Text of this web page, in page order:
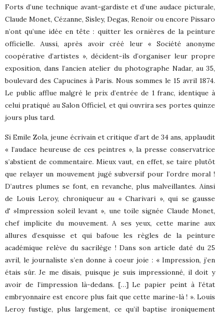
Forts d’une technique avant-gardiste et d’une audace picturale,
Claude Monet, Cézanne, Sisley, Degas, Renoir ou encore Pissaro
n’ont qu’une idée en tête : quitter les ornières de la peinture
officielle. Aussi, après avoir créé leur « Société anonyme
coopérative d’artistes », décident-ils d’organiser leur propre
exposition, dans l’ancien atelier du photographe Nadar, au 35,
boulevard des Capucines à Paris. Nous sommes le 15 avril 1874.
Le public afflue malgré le prix d’entrée de 1 franc, identique à
celui pratiqué au Salon Officiel, et qui ouvrira ses portes quinze
jours plus tard.
Si Emile Zola, jeune écrivain et critique d’art de 34 ans, applaudit
« l’audace heureuse de ces peintres », la presse conservatrice
s’abstient de commentaire. Mieux vaut, en effet, se taire plutôt
que relayer un mouvement jugé subversif pour l’ordre moral !
D’autres plumes se font, en revanche, plus malveillantes. Ainsi
de Louis Leroy, chroniqueur au « Charivari », qui se gausse
d' »Impression soleil levant », une toile signée Claude Monet,
chef implicite du mouvement. A ses yeux, cette marine aux
allures d’esquisse et qui bafoue les règles de la peinture
académique relève du sacrilège ! Dans son article daté du 25
avril, le journaliste s’en donne à coeur joie : « Impression, j’en
étais sûr. Je me disais, puisque je suis impressionné, il doit y
avoir de l’impression là-dedans. […] Le papier peint à l’état
embryonnaire est encore plus fait que cette marine-là ! ». Louis
Leroy fustige, plus largement, ce qu’il baptise ironiquement